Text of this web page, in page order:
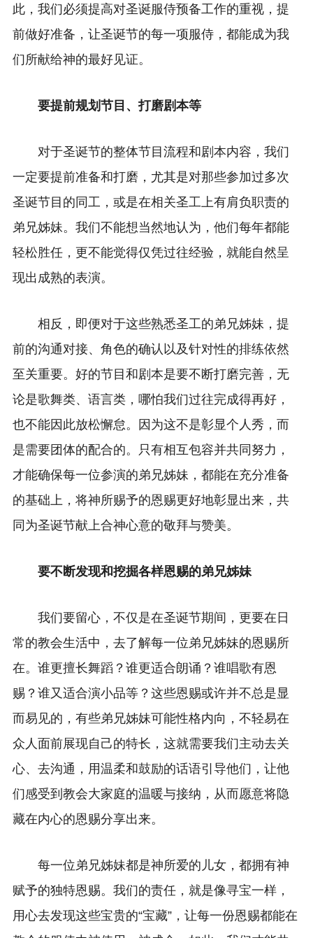
此，我们必须提高对圣诞服侍预备工作的重视，提
前做好准备，让圣诞节的每一项服侍，都能成为我
们所献给神的最好见证。
要提前规划节目、打磨剧本等
对于圣诞节的整体节目流程和剧本内容，我们
一定要提前准备和打磨，尤其是对那些参加过多次
圣诞节目的同工，或是在相关圣工上有肩负职责的
弟兄姊妹。我们不能想当然地认为，他们每年都能
轻松胜任，更不能觉得仅凭过往经验，就能自然呈
现出成熟的表演。
相反，即便对于这些熟悉圣工的弟兄姊妹，提
前的沟通对接、角色的确认以及针对性的排练依然
至关重要。好的节目和剧本是要不断打磨完善，无
论是歌舞类、语言类，哪怕我们过往完成得再好，
也不能因此放松懈怠。因为这不是彰显个人秀，而
是需要团体的配合的。只有相互包容并共同努力，
才能确保每一位参演的弟兄姊妹，都能在充分准备
的基础上，将神所赐予的恩赐更好地彰显出来，共
同为圣诞节献上合神心意的敬拜与赞美。
要不断发现和挖掘各样恩赐的弟兄姊妹
我们要留心，不仅是在圣诞节期间，更要在日
常的教会生活中，去了解每一位弟兄姊妹的恩赐所
在。谁更擅长舞蹈？谁更适合朗诵？谁唱歌有恩
赐？谁又适合演小品等？这些恩赐或许并不总是显
而易见的，有些弟兄姊妹可能性格内向，不轻易在
众人面前展现自己的特长，这就需要我们主动去关
心、去沟通，用温柔和鼓励的话语引导他们，让他
们感受到教会大家庭的温暖与接纳，从而愿意将隐
藏在内心的恩赐分享出来。
每一位弟兄姊妹都是神所爱的儿女，都拥有神
赋予的独特恩赐。我们的责任，就是像寻宝一样，
用心去发现这些宝贵的“宝藏”，让每一份恩赐都能在